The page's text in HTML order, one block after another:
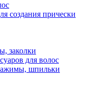
создания прически
заколки
для волос
шпильки